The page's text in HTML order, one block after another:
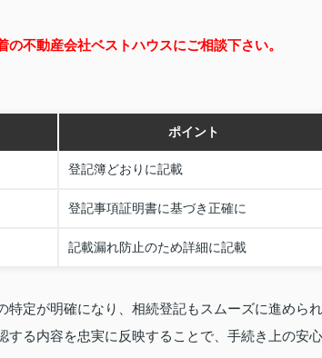
不動産会社ベストハウスにご相談下さい。
ポイント
登記簿どおりに記載
登記事項証明書に基づき正確に
記載漏れ防止のため詳細に記載
定が明確になり、相続登記もスムーズに進められ
する内容を忠実に反映することで、手続き上の安心